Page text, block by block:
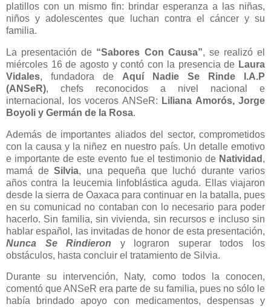
platillos con un mismo fin: brindar esperanza a las niñas,
niños y adolescentes que luchan contra el cáncer y su
familia.
La presentación de “Sabores Con Causa”, se realizó el
miércoles 16 de agosto y contó con la presencia de Laura
Vidales, fundadora de Aquí Nadie Se Rinde I.A.P
(ANSeR), chefs reconocidos a nivel nacional e
internacional, los voceros ANSeR: Liliana Amorós, Jorge
Boyoli y Germán de la Rosa.
Además de importantes aliados del sector, comprometidos
con la causa y la niñez en nuestro país. Un detalle emotivo
e importante de este evento fue el testimonio de Natividad ,
mamá de Silvia, una pequeña que luchó durante varios
años contra la leucemia linfoblástica aguda. Ellas viajaron
desde la sierra de Oaxaca para continuar en la batalla, pues
en su comunicad no contaban con lo necesario para poder
hacerlo. Sin familia, sin vivienda, sin recursos e incluso sin
hablar español, las invitadas de honor de esta presentación,
Nunca Se Rindieron y lograron superar todos los
obstáculos, hasta concluir el tratamiento de Silvia.
Durante su intervención, Naty, como todos la conocen,
comentó que ANSeR era parte de su familia, pues no sólo le
había brindado apoyo con medicamentos, despensas y